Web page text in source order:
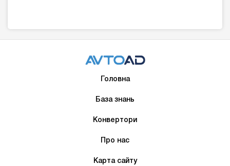
Головна
База знань
Конвертори
Про нас
Карта сайту